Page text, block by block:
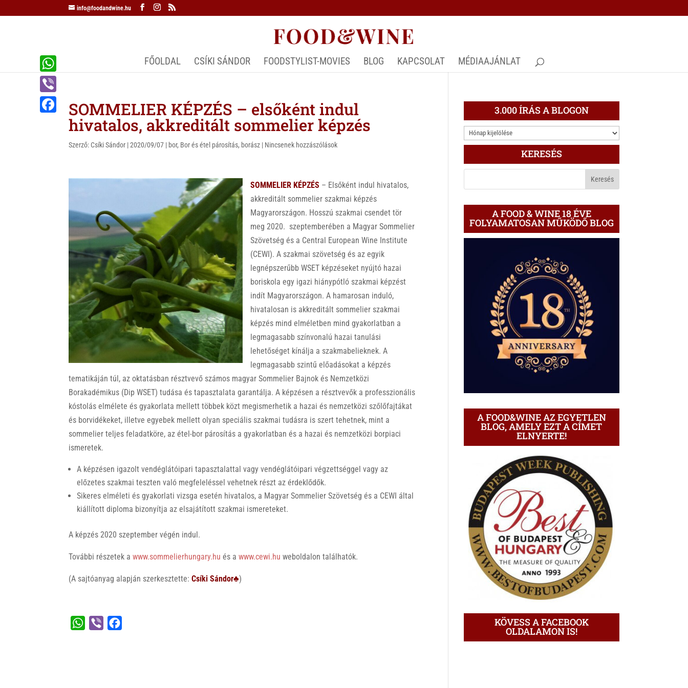
info@foodandwine.hu
FŐOLDAL CSÍKI SÁNDOR FOODSTYLIST-MOVIES BLOG KAPCSOLAT MÉDIAAJÁNLAT
SOMMELIER KÉPZÉS – elsőként indul
hivatalos, akkreditált sommelier képzés
Szerző: Csíki Sándor |2020/09/07 | bor, Bor és étel párosítás, borász | Nincsenek hozzászólások
SOMMELIER KÉPZÉS – Elsőként indul hivatalos,
akkreditált sommelier szakmai képzés
Magyarországon. Hosszú szakmai csendet tör
meg 2020. szeptemberében a Magyar Sommelier
Szövetség és a Central European Wine Institute
(CEWI). A szakmai szövetség és az egyik
legnépszerűbb WSET képzéseket nyújtó hazai
boriskola egy igazi hiánypótló szakmai képzést
indít Magyarországon. A hamarosan induló,
hivatalosan is akkreditált sommelier szakmai
képzés mind elméletben mind gyakorlatban a
legmagasabb színvonalú hazai tanulási
lehetőséget kínálja a szakmabelieknek. A
legmagasabb szintű előadásokat a képzés
tematikáján túl, az oktatásban résztvevő számos magyar Sommelier Bajnok és Nemzetközi
Borakadémikus (Dip WSET) tudása és tapasztalata garantálja. A képzésen a résztvevők a professzionális
kóstolás elmélete és gyakorlata mellett többek közt megismerhetik a hazai és nemzetközi szőlőfajtákat
és borvidékeket, illetve egyebek mellett olyan speciális szakmai tudásra is szert tehetnek, mint a
sommelier teljes feladatköre, az étel-bor párosítás a gyakorlatban és a hazai és nemzetközi borpiaci
ismeretek.
A képzésen igazolt vendéglátóipari tapasztalattal vagy vendéglátóipari végzettséggel vagy az
előzetes szakmai teszten való megfeleléssel vehetnek részt az érdeklődők.
Sikeres elméleti és gyakorlati vizsga esetén hivatalos, a Magyar Sommelier Szövetség és a CEWI által
kiállított diploma bizonyítja az elsajátított szakmai ismereteket.
A képzés 2020 szeptember végén indul.
További részetek awww.sommelierhungary.hu és awww.cewi.hu weboldalon találhatók.
(A sajtóanyag alapján szerkesztette:Csíki Sándor♣)
W
W
h
a
V
3.000 ÍRÁS A BLOGON
3.000
ÍRÁS
BLOGON
KERESÉS
A FOOD & WINE 18 ÉVE
FOLYAMATOSAN MŰKÖDŐ BLOG
A FOOD&WINE AZ EGYETLEN
BLOG, AMELY EZT A CÍMET
ELNYERTE!
KÖVESS A FACEBOOK
OLDALAMON IS!